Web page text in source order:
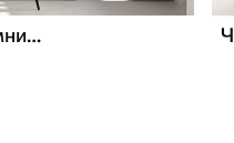
дерево, текстура, тріщини, темний, кора, поверхня